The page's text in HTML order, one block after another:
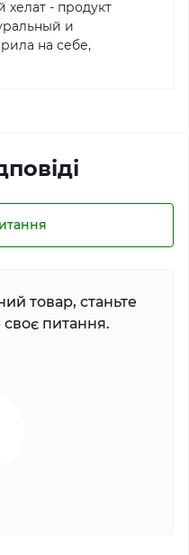
- продукт
и
на себе,
товар, станьте
питання.